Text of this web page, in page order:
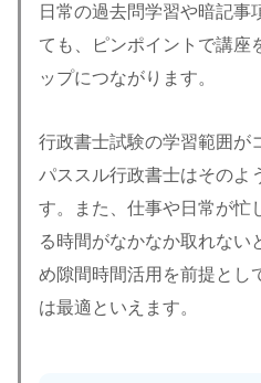
日常の過去問学習や暗記事
ても、ピンポイントで講座
ップにつながります。
行政書士試験の学習範囲が
パススル行政書士はそのよ
す。また、仕事や日常が忙
る時間がなかなか取れない
め隙間時間活用を前提とし
は最適といえます。